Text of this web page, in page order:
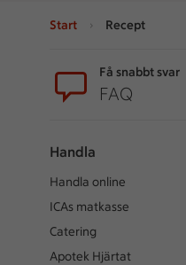
Start Recept
Få snabbt svar
FAQ
Handla
Handla online
ICAs matkasse
Catering
Apotek Hjärtat